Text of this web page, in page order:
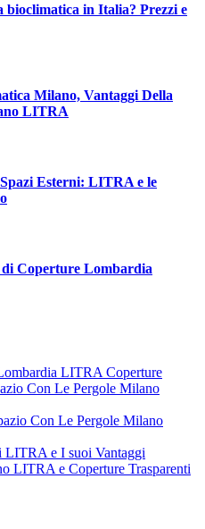
bioclimatica in Italia? Prezzi e
Milano, Vantaggi Della
LITRA
Esterni: LITRA e le
Coperture Lombardia
LITRA Coperture
Con Le Pergole Milano
Con Le Pergole Milano
LITRA e I suoi Vantaggi
LITRA e Coperture Trasparenti